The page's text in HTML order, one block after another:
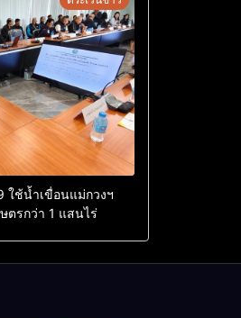
ใช้น้ำเขื่อนแม่กวงฯ
ตรกว่า 1 แสนไร่